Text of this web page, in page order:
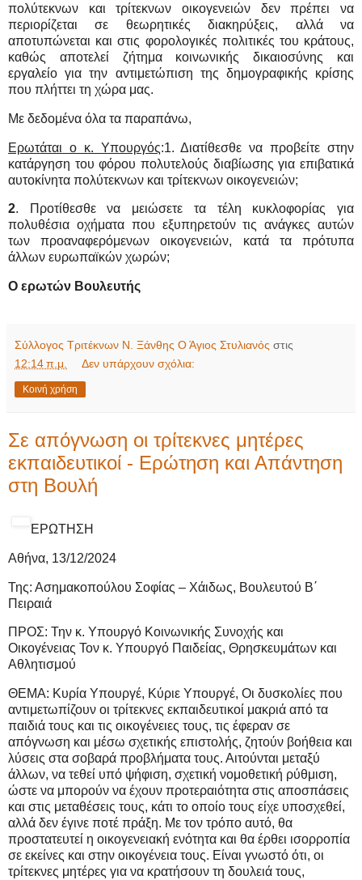
πολύτεκνων και τρίτεκνων οικογενειών δεν πρέπει να
περιορίζεται σε θεωρητικές διακηρύξεις, αλλά να
αποτυπώνεται και στις φορολογικές πολιτικές του κράτους,
καθώς αποτελεί ζήτημα κοινωνικής δικαιοσύνης και
εργαλείο για την αντιμετώπιση της δημογραφικής κρίσης
που πλήττει τη χώρα μας.
Με δεδομένα όλα τα παραπάνω,
Ερωτάται ο κ. Υπουργός:1. Διατίθεσθε να προβείτε στην
κατάργηση του φόρου πολυτελούς διαβίωσης για επιβατικά
αυτοκίνητα πολύτεκνων και τρίτεκνων οικογενειών;
2. Προτίθεσθε να μειώσετε τα τέλη κυκλοφορίας για
πολυθέσια οχήματα που εξυπηρετούν τις ανάγκες αυτών
των προαναφερόμενων οικογενειών, κατά τα πρότυπα
άλλων ευρωπαϊκών χωρών;
Ο ερωτών Βουλευτής
Σύλλογος Τριτέκνων Ν. Ξάνθης Ο Άγιος Στυλιανός στις
12:14 π.μ.
Δεν υπάρχουν σχόλια:
Κοινή χρήση
Σε απόγνωση οι τρίτεκνες μητέρες
εκπαιδευτικοί - Ερώτηση και Απάντηση
στη Βουλή
ΕΡΩΤΗΣΗ
Αθήνα, 13/12/2024
Της: Ασημακοπούλου Σοφίας – Χάιδως, Βουλευτού Β΄
Πειραιά
ΠΡΟΣ: Την κ. Υπουργό Κοινωνικής Συνοχής και
Οικογένειας Τον κ. Υπουργό Παιδείας, Θρησκευμάτων και
Αθλητισμού
ΘΕΜΑ: Κυρία Υπουργέ, Κύριε Υπουργέ, Οι δυσκολίες που
αντιμετωπίζουν οι τρίτεκνες εκπαιδευτικοί μακριά από τα
παιδιά τους και τις οικογένειες τους, τις έφεραν σε
απόγνωση και μέσω σχετικής επιστολής, ζητούν βοήθεια και
λύσεις στα σοβαρά προβλήματα τους. Αιτούνται μεταξύ
άλλων, να τεθεί υπό ψήφιση, σχετική νομοθετική ρύθμιση,
ώστε να μπορούν να έχουν προτεραιότητα στις αποσπάσεις
και στις μεταθέσεις τους, κάτι το οποίο τους είχε υποσχεθεί,
αλλά δεν έγινε ποτέ πράξη. Με τον τρόπο αυτό, θα
προστατευτεί η οικογενειακή ενότητα και θα έρθει ισορροπία
σε εκείνες και στην οικογένεια τους. Είναι γνωστό ότι, οι
τρίτεκνες μητέρες για να κρατήσουν τη δουλειά τους,